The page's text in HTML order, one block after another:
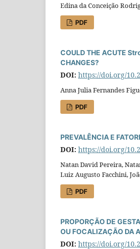
Edina da Conceição
PDF
COULD THE ACUTE
CHANGES?
DOI: https://doi.org/
Anna Julia Fernandes
PDF
PREVALÊNCIA E
DOI: https://doi.org/
Natan David Pereira,
Luiz Augusto Facchini,
PDF
PROPORÇÃO DE
OU FOCALIZAÇÃO DA
DOI: https://doi.org/